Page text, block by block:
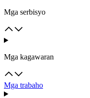
Mga serbisyo
Mga kagawaran
Mga trabaho